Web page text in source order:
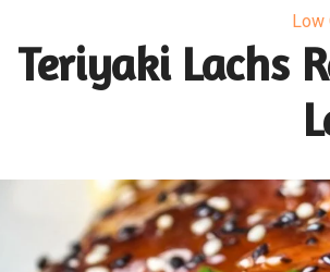
Low
Teriyaki Lachs